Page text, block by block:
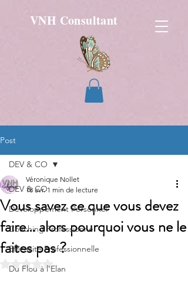
VNH Consultant
Post
DEV & CO
Développement Personnel
Coaching Professionnel
Efficacité Professionnelle
Du Flou à l'Elan
DEV & CO
Vous savez ce que vous devez
faire… alors pourquoi vous ne le
faites pas ?
Véronique Nollet
18 avr. 1 min de lecture
Noté NaN étoiles sur 5.